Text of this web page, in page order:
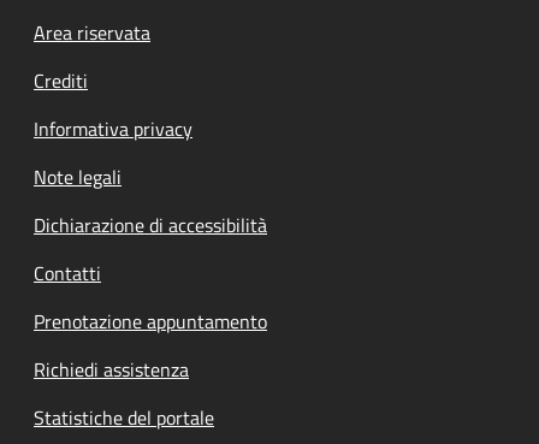
Footer menu
Area riservata
Crediti
Informativa privacy
Note legali
Dichiarazione di accessibilità
Contatti
Prenotazione appuntamento
Richiedi assistenza
Statistiche del portale